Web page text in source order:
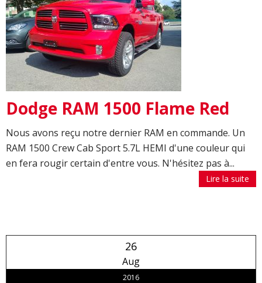
Dodge RAM 1500 Flame Red
Nous avons reçu notre dernier RAM en commande. Un
RAM 1500 Crew Cab Sport 5.7L HEMI d'une couleur qui
en fera rougir certain d'entre vous. N'hésitez pas à...
Lire la suite
26
Aug
2016